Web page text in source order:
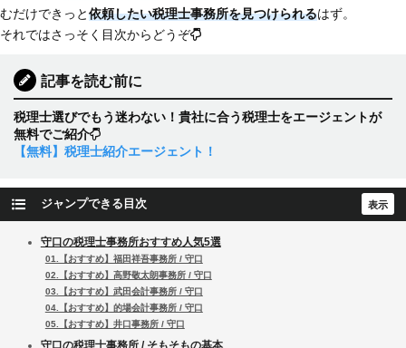
むだけできっと依頼したい税理士事務所を見つけられるはず。
それではさっそく目次からどうぞ
記事を読む前に
税理士選びでもう迷わない！貴社に合う税理士をエージェントが
無料でご紹介
【無料】税理士紹介エージェント！
ジャンプできる目次
守口の税理士事務所おすすめ人気5選
01.【おすすめ】福田祥吾事務所 / 守口
02.【おすすめ】高野敬太朗事務所 / 守口
03.【おすすめ】武田会計事務所 / 守口
04.【おすすめ】的場会計事務所 / 守口
05.【おすすめ】井口事務所 / 守口
守口の税理士事務所 / そもそもの基本